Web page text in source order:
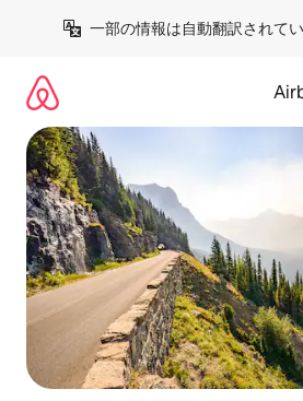
一部の情報は自動翻訳されてい